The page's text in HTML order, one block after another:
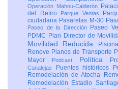
Operación Mahou-Calderón
del Retiro
Parque Ventas
ciudadana Pasarelas M-30
Paseo de la Dirección
Paseo
PDMC Plan Director de
Movilidad Reducida
Renove Planos de Transporte
Mayor
Podcast Política
Canalejas
Puentes históricos
Remodelación de Atocha
Remodelación Estadio